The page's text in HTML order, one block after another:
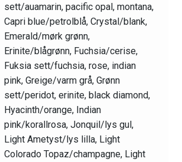
sett/auamarin, pacific opal, montana,
Capri blue/petrolblå, Crystal/blank,
Emerald/mørk grønn,
Erinite/blågrønn, Fuchsia/cerise,
Fuksia sett/fuchsia, rose, indian
pink, Greige/varm grå, Grønn
sett/peridot, erinite, black diamond,
Hyacinth/orange, Indian
pink/korallrosa, Jonquil/lys gul,
Light Ametyst/lys lilla, Light
Colorado Topaz/champagne, Light